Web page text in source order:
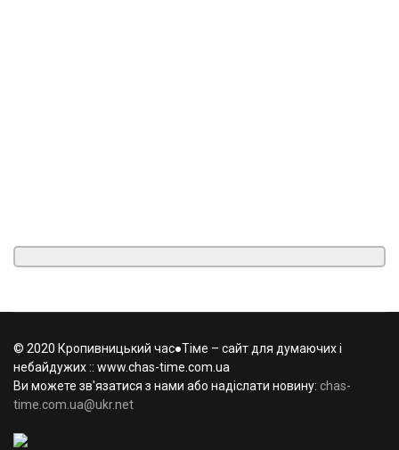
© 2020 Кропивницький час●Тіме – сайт для думаючих і
небайдужих :: www.chas-time.com.ua
Ви можете зв'язатися з нами або надіслати новину: chas-
time.com.ua@ukr.net